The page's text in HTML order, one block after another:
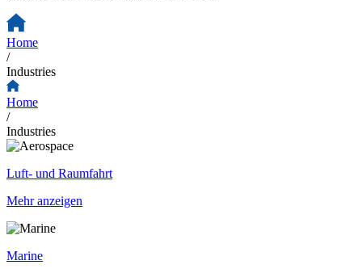
Home
/
Industries
Home
/
Industries
Luft- und Raumfahrt
Mehr anzeigen
Marine